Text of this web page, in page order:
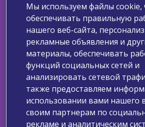
Узнайте больше о
Сообщите о
Запрос медицинской
Политика обработки
Уведомление компании Viatris о
Условия использования
Copyright ©2025 Viatris. Все
Информация, предоставленная выше,
Мы используем файлы cookie,
обеспечивать правильную
нашего веб-сайта,
рекламные объявления и
материалы, обеспечивать
функций социальных сетей и
анализировать сетевой
также предоставляем
использовании вами нашего
своим партнерам по
рекламе и аналитическим